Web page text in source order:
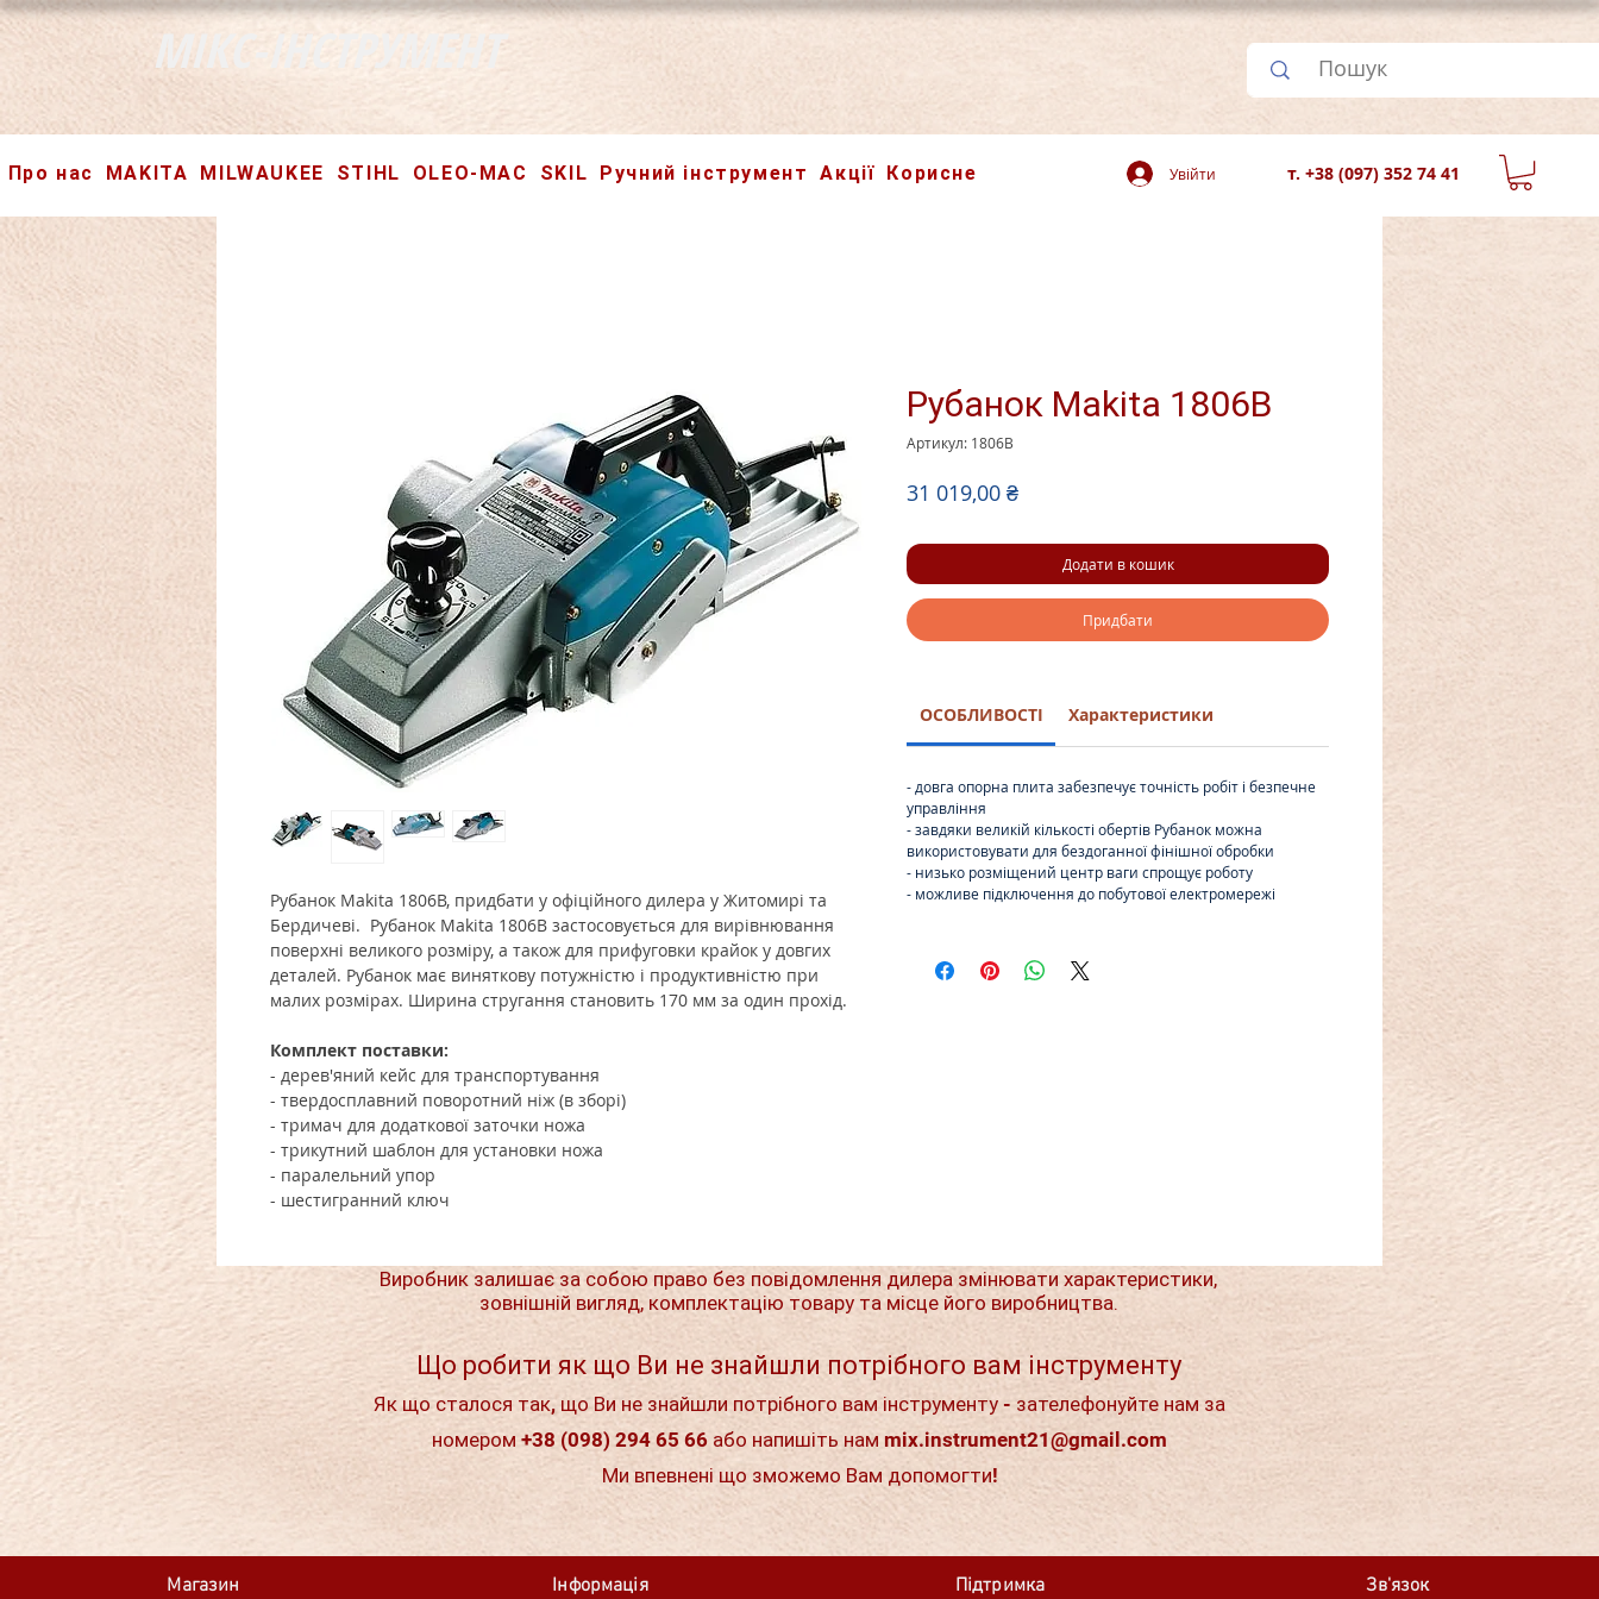
МІКС-ІНСТРУМЕНТ
Про нас MAKITA MILWAUKEE STIHL OLEO-MAC SKIL Ручний інструмент Акції Корисне т. +38 (097) 352 74 41
Увійти
Рубанок Makita 1806B, придбати у офіційного дилера у Житомирі та
Бердичеві. Рубанок Makita 1806B застосовується для вирівнювання
поверхні великого розміру, а також для прифуговки крайок у довгих
деталей. Рубанок має виняткову потужністю і продуктивністю при
малих розмірах. Ширина стругання становить 170 мм за один прохід.
Комплект поставки:
- дерев'яний кейс для транспортування
- твердосплавний поворотний ніж (в зборі)
- тримач для додаткової заточки ножа
- трикутний шаблон для установки ножа
- паралельний упор
- шестигранний ключ
Рубанок Makita 1806B
Артикул: 1806B
31 019,00 ₴Ціна
Додати в кошик
Придбати
ОСОБЛИВОСТІ Характеристики
- довга опорна плита забезпечує точність робіт і безпечне
управління
- завдяки великій кількості обертів Рубанок можна
використовувати для бездоганної фінішної обробки
- низько розміщений центр ваги спрощує роботу
- можливе підключення до побутової електромережі
Виробник залишає за собою право без повідомлення дилера змінювати характеристики,
зовнішній вигляд, комплектацію товару та місце його виробництва.
Що робити як що Ви не знайшли потрібного вам інструменту
Як що сталося так, що Ви не знайшли потрібного вам інструменту - зателефонуйте нам за
номером +38 (098) 294 65 66 або напишіть нам mix.instrument21@gmail.com
Ми впевнені що зможемо Вам допомогти!
Магазин Інформація Підтримка Зв'язок